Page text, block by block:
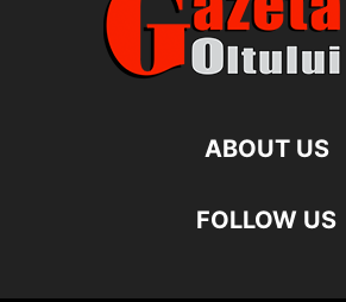
ABOUT US
FOLLOW US